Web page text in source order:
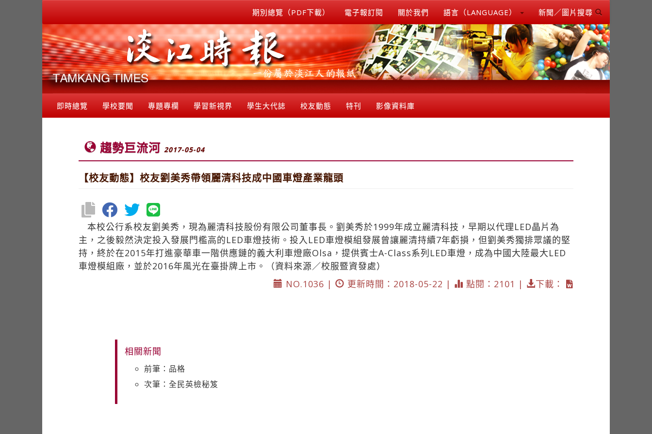
期別總覽（PDF下載） 電子報訂閱 關於我們 語言（LANGUAGE） 新聞／圖片搜尋
即時總覽 學校要聞 專題專欄 學習新視界 學生大代誌 校友動態 特刊 影像資料庫
趨勢巨流河 2017-05-04
【校友動態】校友劉美秀帶領麗清科技成中國車燈產業龍頭
本校公行系校友劉美秀，現為麗清科技股份有限公司董事長。劉美秀於1999年成立麗清科技，早期以代理LED晶片為
主，之後毅然決定投入發展門檻高的LED車燈技術。投入LED車燈模組發展曾讓麗清持續7年虧損，但劉美秀獨排眾議的堅
持，終於在2015年打進豪華車一階供應鏈的義大利車燈廠Olsa，提供賓士A-Class系列LED車燈，成為中國大陸最大LED
車燈模組廠，並於2016年風光在臺掛牌上市。（資料來源／校服暨資發處）
NO.1036 |
更新時間：2018-05-22 | 點閱：2101 | 下載：
相關新聞
前筆：品格
次筆：全民英檢秘笈